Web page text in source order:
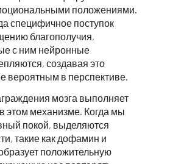
положениями.
специфичное поступок
благополучия,
с ним нейронные
создавая это
вероятным в перспективе.
мозга выполняет
этом механизме. Когда мы
покой, выделяются
такие как дофамин и
положительную